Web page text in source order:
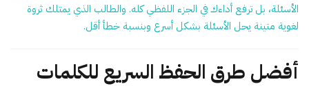
الأسئلة، بل ترفع أداءك في الجزء اللفظي كله. والطالب الذي يمتلك ثروة
لغوية متينة يحل الأسئلة بشكل أسرع وبنسبة خطأ أقل.
أفضل طرق الحفظ السريع للكلمات